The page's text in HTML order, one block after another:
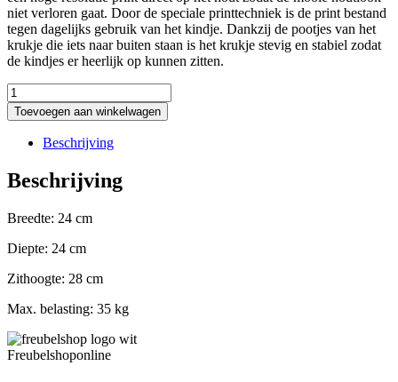
niet verloren gaat. Door de speciale printtechniek is de print bestand
tegen dagelijks gebruik van het kindje. Dankzij de pootjes van het
krukje die iets naar buiten staan is het krukje stevig en stabiel zodat
de kindjes er heerlijk op kunnen zitten.
Krukje
met
naam
tijgertje
aantal
Toevoegen aan winkelwagen
Beschrijving
Beschrijving
Breedte: 24 cm
Diepte: 24 cm
Zithoogte: 28 cm
Max. belasting: 35 kg
Freubelshoponline